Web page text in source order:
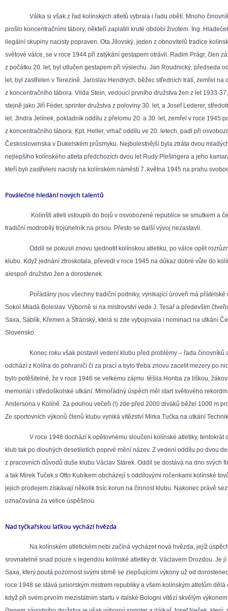
Válka si však z řad kolínských atletů vybrala i řadu obětí. Mnoho
prošlo koncentračními tábory, někteří zaplatili kruté období životem. Ing.
ilegální skupiny nacisty popraven. Ota Jílovský, jeden z obnovitelů tradice
světové válce, se v roce 1944 při zatýkání gestapem otrávil. Radim Prágr, člen
z počátku 20. let, byl utlučen gestapem při výslechu. Jan Roudnický, předseda
let, byl zastřelen v Terezíně. Jaroslav Hendrych, běžec středních tratí, zemřel na
z koncentračního tábora. Vilda Stein, vedoucí prvního družstva žen z let 1933-
stejně jako Jiří Féder, sprinter družstva z poloviny 30. let, a Josef Lederer,
let. Jindra Jelínek, pokladník oddílu z přelomu 20. a 30. let, zemřel v roce 1945
z koncentračního tábora. Kpt. Heller, vrhač oddílu ve 20. letech, padl při
Československa v Dukelském průsmyku. Nejbolestnější byla ztráta dvou
nejlepšího kolínského atleta předchozích dvou let Rudy Plešingera a jeho
kteří byli zastřeleni nacisty na kolínském náměstí 7. května 1945 na prahu
Poválečné hledání nových talentů
Kolínští atleti vstoupili do bojů v osvobozené republice se smutkem a
tradiční modrobílý trojúhelník na prsou. Přesto se další vývoj nezastavil.
Oddíl se pokusil znovu sjednotit kolínskou atletiku, po válce opět
klubu. Když jednání ztroskotala, převedl v roce 1945 na důkaz dobré vůle do
alespoň družstvo žen a dorostenek.
Pořádány jsou všechny tradiční podniky, vynikající úroveň má přátelské
Sokol Mladá Boleslav. Výborně si na mistrovství vede J. Tesař a především
Saxa, Sáblík, Křemen a Stránský, která si zde vybojovala i nominaci na utkání
Slovensko.
Konec roku však postavil vedení klubu před problémy – řada činovníků
odchází z Kolína do pohraničí či za prací a bylo třeba znovu zacelit mezery po
bylo potěšitelné, že v roce 1946 se velkému zájmu těšila Honba za liškou,
memoriál i středoškolské utkání. Mimořádný úspěch měl start světového
Andersona v Kolíně. Za pouhou večeři (!) zde před 2000 diváků běžel 1000 m
Ze sportovních výkonů členů klubu vyniká vítězství Mirka Tučka na utkání
V roce 1948 dochází k opětovnému sloučení kolínské atletiky, tentokrát
klub tak po dlouhých desetiletích poprvé mění název. Z vedení oddílu po dvou
z pracovních důvodů duše klubu Václav Stárek. Oddíl se dostává na dno svých
a tak Mirek Tuček s Otto Kubíkem obcházejí s oddílovými ročenkami kolínské
jejich prodejem získávají několik tisíc korun na činnost klubu. Nakonec právě
označována za velice úspěšnou.
Nad tyčkařskou laťkou vychází hvězda
Na kolínském atletickém nebi začíná vycházet nová hvězda, jejíž
srovnatelné snad pouze s legendou kolínské atletiky dr. Václavem Drozdou. Je jí
Saxa, který poutá pozornost svými strmě se zlepšujícími výkony už od
roce 1948 se stává juniorským mistrem republiky a všem kolínským atletům dělá
když při svém prvním mezistátním startu v italské Bologni vítězí skvělým